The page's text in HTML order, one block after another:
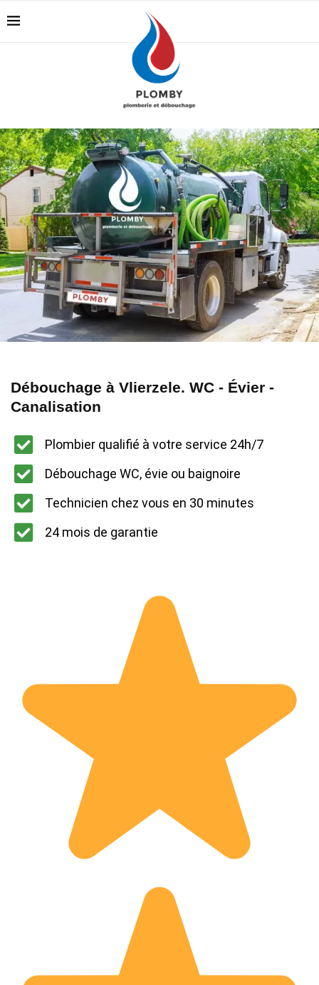
Débouchage à Vlierzele. WC - Évier -
Canalisation
Plombier qualifié à votre service 24h/7
Débouchage WC, évie ou baignoire
Technicien chez vous en 30 minutes
24 mois de garantie